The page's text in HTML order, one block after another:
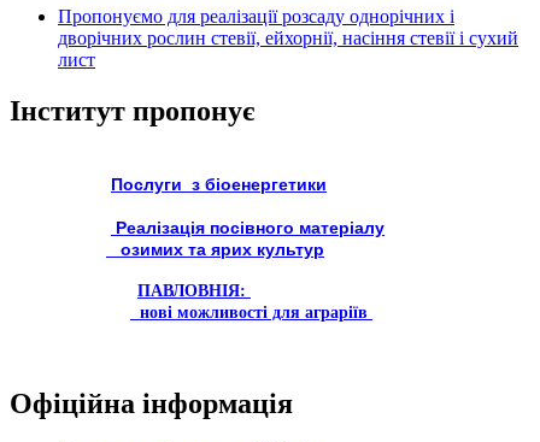
Пропонуємо для реалізації розсаду однорічних і
дворічних рослин стевії, ейхорнії, насіння стевії і сухий
лист
Інститут пропонує
Послуги з біоенергетики
Реалізація посівного матеріалу
озимих та ярих культур
ПАВЛОВНІЯ:
нові можливості для аграріїв
Офіційна інформація